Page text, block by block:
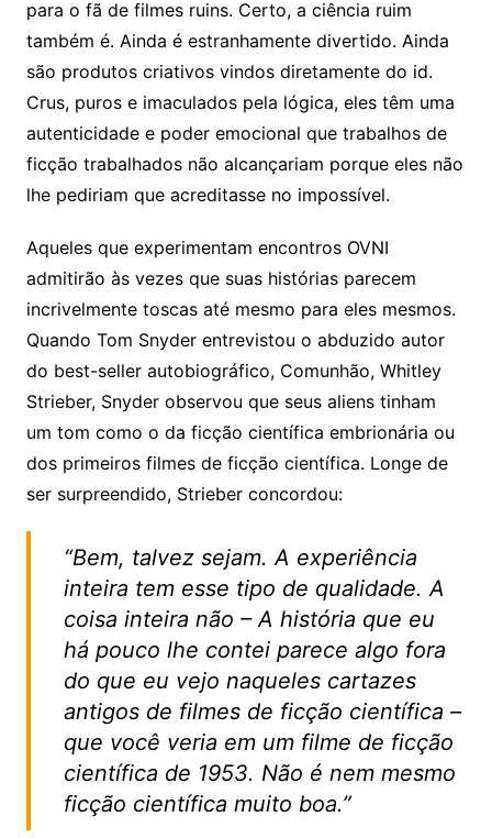
para o fã de filmes ruins. Certo, a ciência ruim
também é. Ainda é estranhamente divertido. Ainda
são produtos criativos vindos diretamente do id.
Crus, puros e imaculados pela lógica, eles têm uma
autenticidade e poder emocional que trabalhos de
ficção trabalhados não alcançariam porque eles não
lhe pediriam que acreditasse no impossível.
Aqueles que experimentam encontros OVNI
admitirão às vezes que suas histórias parecem
incrivelmente toscas até mesmo para eles mesmos.
Quando Tom Snyder entrevistou o abduzido autor
do best-seller autobiográfico, Comunhão, Whitley
Strieber, Snyder observou que seus aliens tinham
um tom como o da ficção científica embrionária ou
dos primeiros filmes de ficção científica. Longe de
ser surpreendido, Strieber concordou:
“Bem, talvez sejam. A experiência
inteira tem esse tipo de qualidade. A
coisa inteira não – A história que eu
há pouco lhe contei parece algo fora
do que eu vejo naqueles cartazes
antigos de filmes de ficção científica –
que você veria em um filme de ficção
científica de 1953. Não é nem mesmo
ficção científica muito boa.”